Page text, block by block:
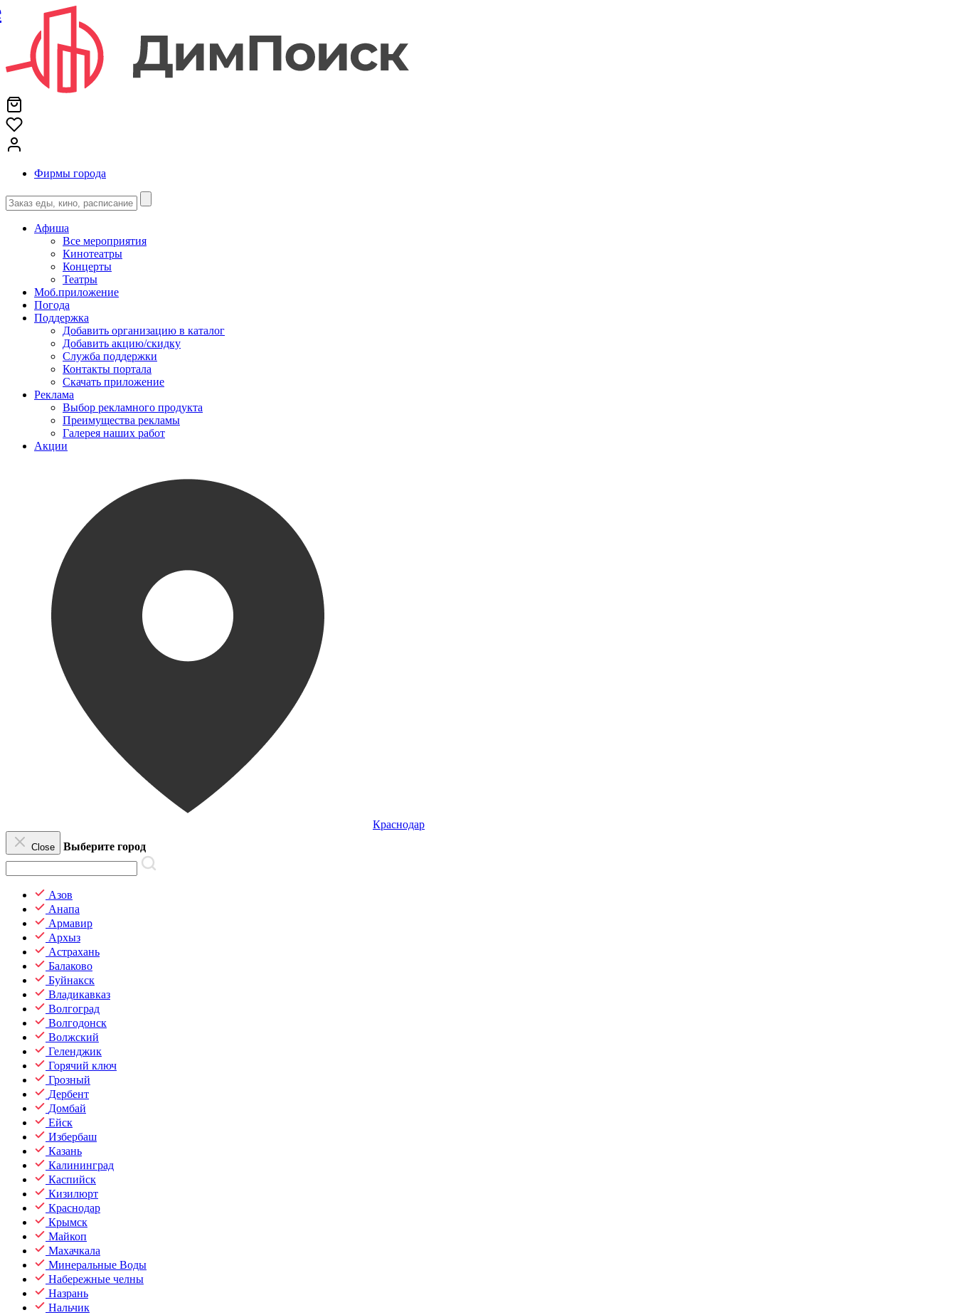
Фирмы города
Афиша
Все мероприятия
Кинотеатры
Концерты
Театры
Моб.приложение
Погода
Поддержка
Добавить организацию в каталог
Добавить акцию/скидку
Служба поддержки
Контакты портала
Скачать приложение
Реклама
Выбор рекламного продукта
Преимущества рекламы
Галерея наших работ
Акции
Краснодар
Close Выберите город
Азов
Анапа
Армавир
Архыз
Астрахань
Балаково
Буйнакск
Владикавказ
Волгоград
Волгодонск
Волжский
Геленджик
Горячий ключ
Грозный
Дербент
Домбай
Ейск
Избербаш
Казань
Калининград
Каспийск
Кизилюрт
Краснодар
Крымск
Майкоп
Махачкала
Минеральные Воды
Набережные челны
Назрань
Нальчик